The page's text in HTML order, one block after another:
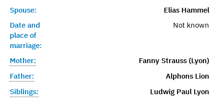
Spouse:
Elias Hammel
Date and
place of
marriage:
Not known
Mother:
Fanny Strauss (Lyon)
Father:
Alphons Lion
Siblings:
Ludwig Paul Lyon